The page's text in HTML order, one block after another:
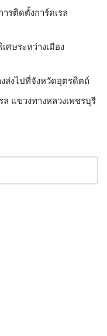
รติดตั้งการ์ดเรล
ศษระหว่างเมือง
ส่งไปที่จังหวัดอุตรดิตถ์
แขวงทางหลวงเพชรบุรี